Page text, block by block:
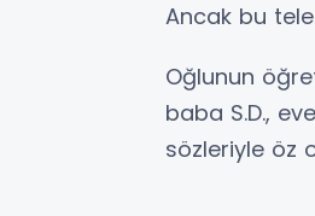
Ancak bu
Oğlunun
baba S.D.,
sözleriyle öz